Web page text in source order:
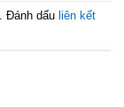
. Đánh dấu liên kết